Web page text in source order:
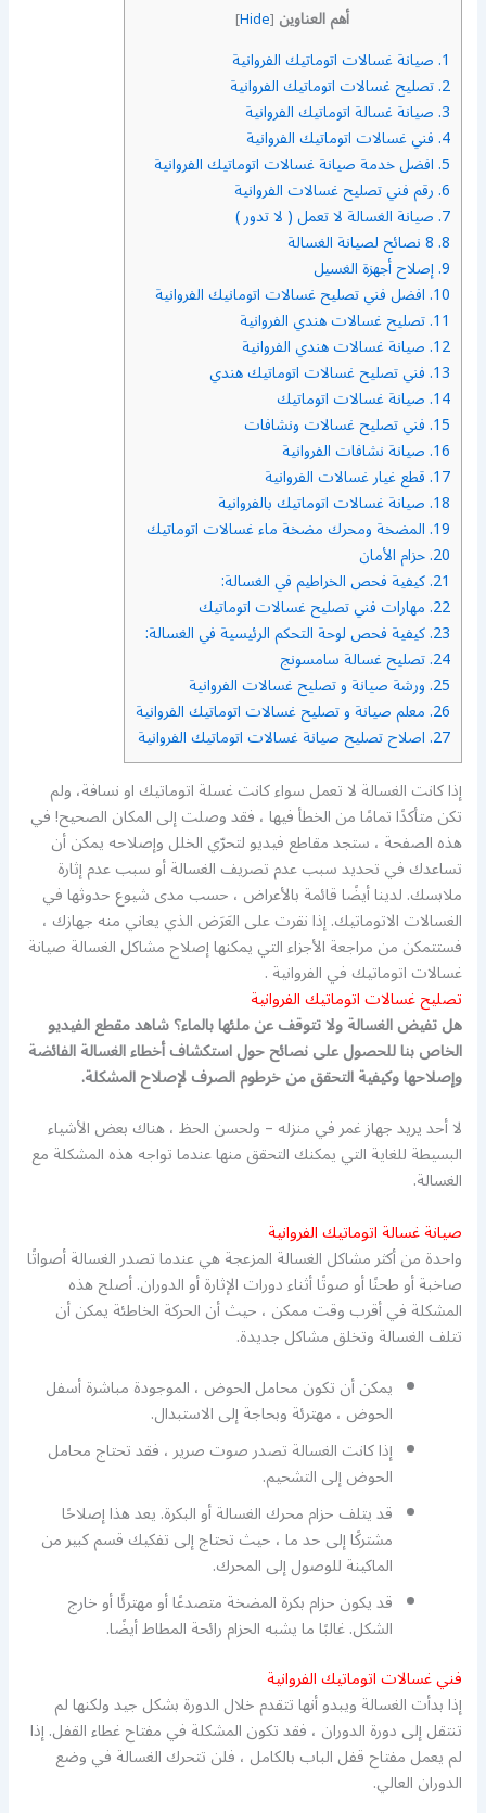
أهم العناوين [
Hide
]
1. صيانة غسالات اتوماتيك الفروانية
2. تصليح غسالات اتوماتيك الفروانية
3. صيانة غسالة اتوماتيك الفروانية
4. فني غسالات اتوماتيك الفروانية
5. افضل خدمة صيانة غسالات اتوماتيك الفروانية
6. رقم فني تصليح غسالات الفروانية
7. صيانة الغسالة لا تعمل ( لا تدور )
8.
9. إصلاح أجهزة الغسيل
10. افضل فني تصليح غسالات اتومانيك الفروانية
11. تصليح غسالات هندي الفروانية
12. صيانة غسالات هندي الفروانية
13. فني تصليح غسالات اتوماتيك هندي
14. صيانة غسالات اتوماتيك
15. فني تصليح غسالات ونشافات
16. صيانة نشافات الفروانية
17. قطع غيار غسالات الفروانية
18. صيانة غسالات اتوماتيك بالفروانية
19. المضخة ومحرك مضخة ماء غسالات اتوماتيك
20. حزام الأمان
21. كيفية فحص الخراطيم في الغسالة:
22. مهارات فني تصليح غسالات اتوماتيك
23. كيفية فحص لوحة التحكم الرئيسية في الغسالة:
24. تصليح غسالة سامسونج
25. ورشة صيانة و تصليح غسالات الفروانية
26. معلم صيانة و تصليح غسالات اتوماتيك الفروانية
27. اصلاح تصليح صيانة غسالات اتوماتيك الفروانية
إذا كانت الغسالة لا تعمل سواء كانت غسلة اتوماتيك او نسافة، ولم
تكن متأكدًا تمامًا من الخطأ فيها ، فقد وصلت إلى المكان الصحيح! في
هذه الصفحة ، ستجد مقاطع فيديو لتحرّي الخلل وإصلاحه يمكن أن
تساعدك في تحديد سبب عدم تصريف الغسالة أو سبب عدم إثارة
ملابسك. لدينا أيضًا قائمة بالأعراض ، حسب مدى شيوع حدوثها في
الغسالات الاتوماتيك. إذا نقرت على العَرَض الذي يعاني منه جهازك ،
فستتمكن من مراجعة الأجزاء التي يمكنها إصلاح مشاكل الغسالة صيانة
غسالات اتوماتيك في الفروانية .
تصليح غسالات اتوماتيك الفروانية
هل تفيض الغسالة ولا تتوقف عن ملئها بالماء؟ شاهد مقطع الفيديو
الخاص بنا للحصول على نصائح حول استكشاف أخطاء الغسالة الفائضة
وإصلاحها وكيفية التحقق من خرطوم الصرف لإصلاح المشكلة.
لا أحد يريد جهاز غمر في منزله – ولحسن الحظ ، هناك بعض الأشياء
البسيطة للغاية التي يمكنك التحقق منها عندما تواجه هذه المشكلة مع
الغسالة.
صيانة غسالة اتوماتيك الفروانية
واحدة من أكثر مشاكل الغسالة المزعجة هي عندما تصدر الغسالة أصواتًا
صاخبة أو طحنًا أو صوتًا أثناء دورات الإثارة أو الدوران. أصلح هذه
المشكلة في أقرب وقت ممكن ، حيث أن الحركة الخاطئة يمكن أن
تتلف الغسالة وتخلق مشاكل جديدة.
يمكن أن تكون محامل الحوض ، الموجودة مباشرة أسفل
الحوض ، مهترئة وبحاجة إلى الاستبدال.
إذا كانت الغسالة تصدر صوت صرير ، فقد تحتاج محامل
الحوض إلى التشحيم.
قد يتلف حزام محرك الغسالة أو البكرة. يعد هذا إصلاحًا
مشتركًا إلى حد ما ، حيث تحتاج إلى تفكيك قسم كبير من
الماكينة للوصول إلى المحرك.
قد يكون حزام بكرة المضخة متصدعًا أو مهترئًا أو خارج
الشكل. غالبًا ما يشبه الحزام رائحة المطاط أيضًا.
فني غسالات اتوماتيك الفروانية
إذا بدأت الغسالة ويبدو أنها تتقدم خلال الدورة بشكل جيد ولكنها لم
تنتقل إلى دورة الدوران ، فقد تكون المشكلة في مفتاح غطاء القفل. إذا
لم يعمل مفتاح قفل الباب بالكامل ، فلن تتحرك الغسالة في وضع
الدوران العالي.